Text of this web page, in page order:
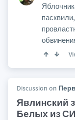
Discussion on
Явлинский
Белых из